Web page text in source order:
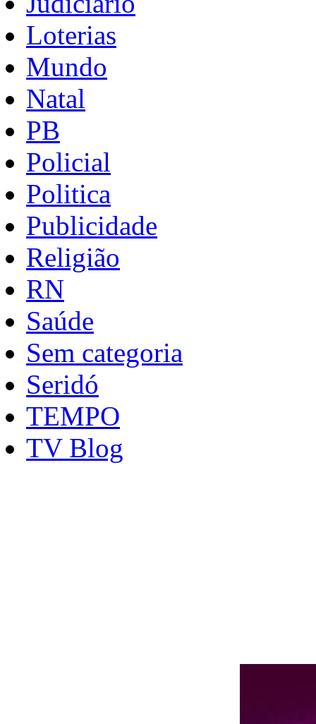
Loterias
Mundo
Natal
PB
Policial
Politica
Publicidade
Religião
RN
Saúde
Sem categoria
Seridó
TEMPO
TV Blog